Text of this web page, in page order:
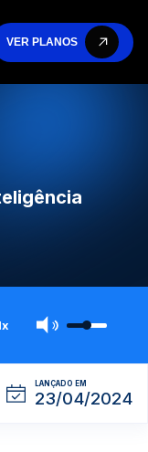
VER PLANOS
LANÇADO EM
23/04/2024